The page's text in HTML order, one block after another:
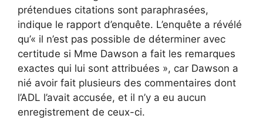
prétendues citations sont paraphrasées,
indique le rapport d’enquête. L’enquête a révélé
qu’« il n’est pas possible de déterminer avec
certitude si Mme Dawson a fait les remarques
exactes qui lui sont attribuées », car Dawson a
nié avoir fait plusieurs des commentaires dont
l’ADL l’avait accusée, et il n’y a eu aucun
enregistrement de ceux-ci.